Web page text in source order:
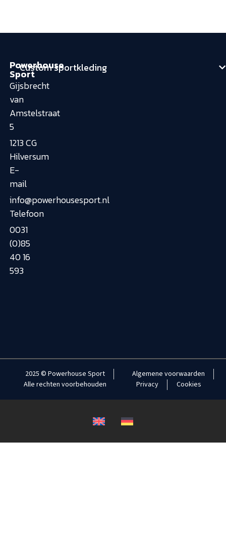
Powerhouse
Sport
Gijsbrecht
van
Amstelstraat
5
1213 CG
Hilversum
E-
mail
info@powerhousesport.nl
Telefoon
0031
(0)85
40 16
593
Custom sportkleding
2025 © Powerhouse Sport
Alle rechten voorbehouden
Algemene voorwaarden
Privacy
Cookies